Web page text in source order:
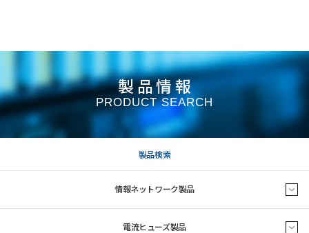
製品情報
PRODUCT SEARCH
製品検索
情報ネットワーク製品
電流ヒューズ製品